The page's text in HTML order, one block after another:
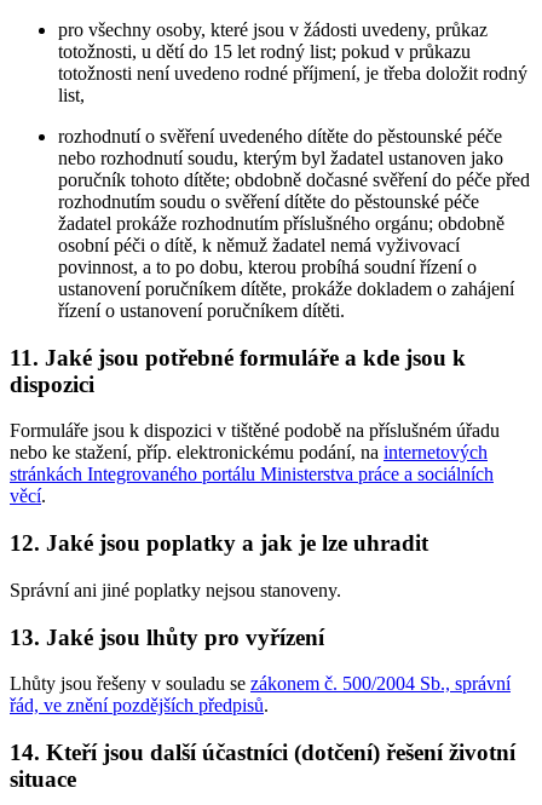
pro všechny osoby, které jsou v žádosti uvedeny, průkaz
totožnosti, u dětí do 15 let rodný list; pokud v průkazu
totožnosti není uvedeno rodné příjmení, je třeba doložit rodný
list,
rozhodnutí o svěření uvedeného dítěte do pěstounské péče
nebo rozhodnutí soudu, kterým byl žadatel ustanoven jako
poručník tohoto dítěte; obdobně dočasné svěření do péče před
rozhodnutím soudu o svěření dítěte do pěstounské péče
žadatel prokáže rozhodnutím příslušného orgánu; obdobně
osobní péči o dítě, k němuž žadatel nemá vyživovací
povinnost, a to po dobu, kterou probíhá soudní řízení o
ustanovení poručníkem dítěte, prokáže dokladem o zahájení
řízení o ustanovení poručníkem dítěti.
11. Jaké jsou potřebné formuláře a kde jsou k
dispozici
Formuláře jsou k dispozici v tištěné podobě na příslušném úřadu
nebo ke stažení, příp. elektronickému podání, na internetových
stránkách Integrovaného portálu Ministerstva práce a sociálních
věcí.
12. Jaké jsou poplatky a jak je lze uhradit
Správní ani jiné poplatky nejsou stanoveny.
13. Jaké jsou lhůty pro vyřízení
Lhůty jsou řešeny v souladu se zákonem č. 500/2004 Sb., správní
řád, ve znění pozdějších předpisů.
14. Kteří jsou další účastníci (dotčení) řešení životní
situace